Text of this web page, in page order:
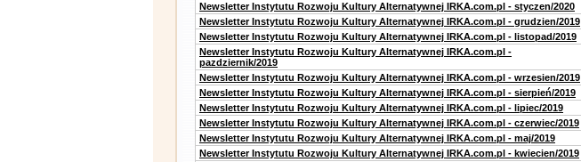
Newsletter Instytutu Rozwoju Kultury Alternatywnej IRKA.com.pl - styczen/2020
Newsletter Instytutu Rozwoju Kultury Alternatywnej IRKA.com.pl - grudzien/2019
Newsletter Instytutu Rozwoju Kultury Alternatywnej IRKA.com.pl - listopad/2019
Newsletter Instytutu Rozwoju Kultury Alternatywnej IRKA.com.pl -
pazdziernik/2019
Newsletter Instytutu Rozwoju Kultury Alternatywnej IRKA.com.pl - wrzesien/2019
Newsletter Instytutu Rozwoju Kultury Alternatywnej IRKA.com.pl - sierpień/2019
Newsletter Instytutu Rozwoju Kultury Alternatywnej IRKA.com.pl - lipiec/2019
Newsletter Instytutu Rozwoju Kultury Alternatywnej IRKA.com.pl - czerwiec/2019
Newsletter Instytutu Rozwoju Kultury Alternatywnej IRKA.com.pl - maj/2019
Newsletter Instytutu Rozwoju Kultury Alternatywnej IRKA.com.pl - kwiecien/2019